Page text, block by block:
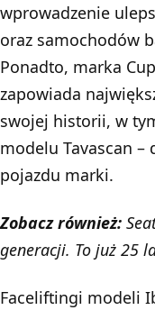
wprowadzenie
oraz samochodów
Ponadto, marka
zapowiada
swojej historii, w
modelu Tavascan –
pojazdu marki.
Zobacz również:
generacji. To już 25
Faceliftingi modeli